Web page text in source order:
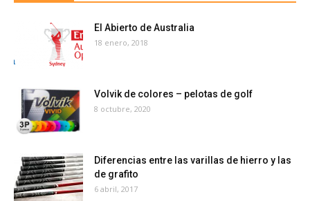
El Abierto de Australia
18 enero, 2018
Volvik de colores – pelotas de golf
8 octubre, 2020
Diferencias entre las varillas de hierro y las
de grafito
6 abril, 2017